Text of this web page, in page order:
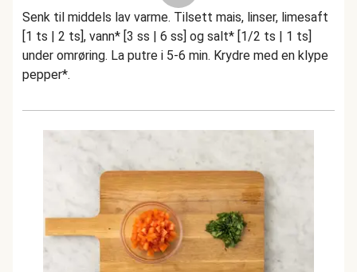
Senk til middels lav varme. Tilsett mais, linser, limesaft
[1 ts | 2 ts], vann* [3 ss | 6 ss] og salt* [1/2 ts | 1 ts]
under omrøring. La putre i 5-6 min. Krydre med en klype
pepper*.